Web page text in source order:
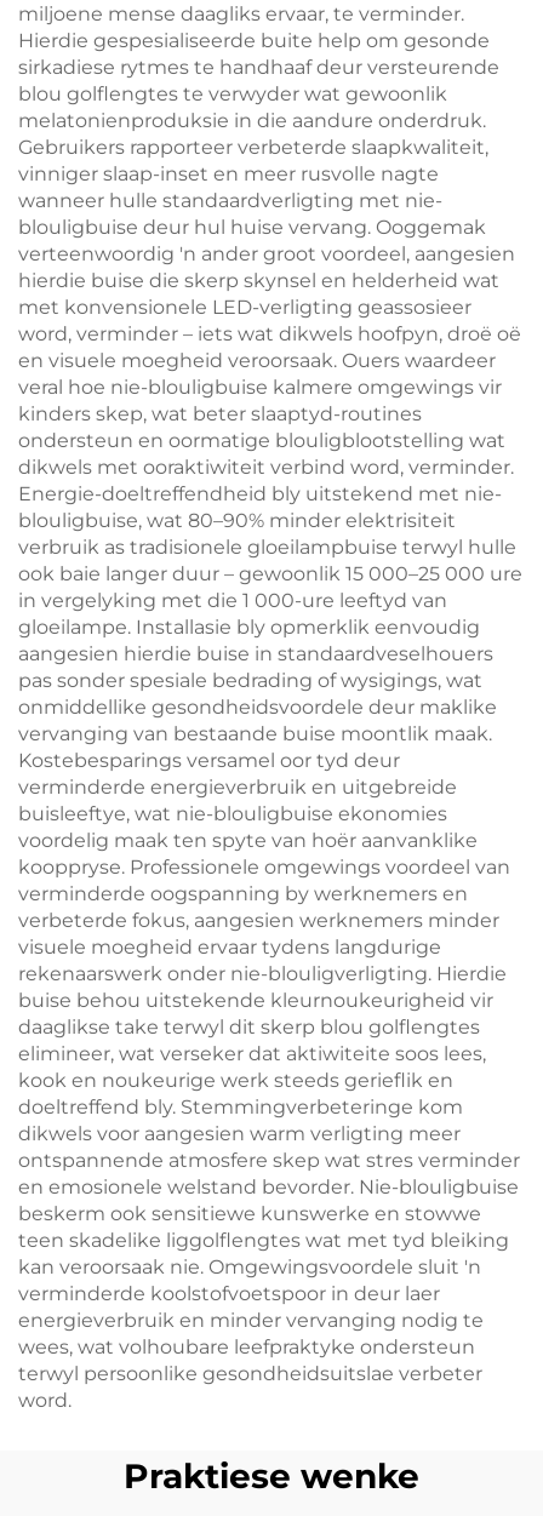
miljoene mense daagliks ervaar, te verminder.
Hierdie gespesialiseerde buite help om gesonde
sirkadiese rytmes te handhaaf deur versteurende
blou golflengtes te verwyder wat gewoonlik
melatonienproduksie in die aandure onderdruk.
Gebruikers rapporteer verbeterde slaapkwaliteit,
vinniger slaap-inset en meer rusvolle nagte
wanneer hulle standaardverligting met nie-
blouligbuise deur hul huise vervang. Ooggemak
verteenwoordig 'n ander groot voordeel, aangesien
hierdie buise die skerp skynsel en helderheid wat
met konvensionele LED-verligting geassosieer
word, verminder – iets wat dikwels hoofpyn, droë oë
en visuele moegheid veroorsaak. Ouers waardeer
veral hoe nie-blouligbuise kalmere omgewings vir
kinders skep, wat beter slaaptyd-routines
ondersteun en oormatige blouligblootstelling wat
dikwels met ooraktiwiteit verbind word, verminder.
Energie-doeltreffendheid bly uitstekend met nie-
blouligbuise, wat 80–90% minder elektrisiteit
verbruik as tradisionele gloeilampbuise terwyl hulle
ook baie langer duur – gewoonlik 15 000–25 000 ure
in vergelyking met die 1 000-ure leeftyd van
gloeilampe. Installasie bly opmerklik eenvoudig
aangesien hierdie buise in standaardveselhouers
pas sonder spesiale bedrading of wysigings, wat
onmiddellike gesondheidsvoordele deur maklike
vervanging van bestaande buise moontlik maak.
Kostebesparings versamel oor tyd deur
verminderde energieverbruik en uitgebreide
buisleeftye, wat nie-blouligbuise ekonomies
voordelig maak ten spyte van hoër aanvanklike
kooppryse. Professionele omgewings voordeel van
verminderde oogspanning by werknemers en
verbeterde fokus, aangesien werknemers minder
visuele moegheid ervaar tydens langdurige
rekenaarswerk onder nie-blouligverligting. Hierdie
buise behou uitstekende kleurnoukeurigheid vir
daaglikse take terwyl dit skerp blou golflengtes
elimineer, wat verseker dat aktiwiteite soos lees,
kook en noukeurige werk steeds gerieflik en
doeltreffend bly. Stemmingverbeteringe kom
dikwels voor aangesien warm verligting meer
ontspannende atmosfere skep wat stres verminder
en emosionele welstand bevorder. Nie-blouligbuise
beskerm ook sensitiewe kunswerke en stowwe
teen skadelike liggolflengtes wat met tyd bleiking
kan veroorsaak nie. Omgewingsvoordele sluit 'n
verminderde koolstofvoetspoor in deur laer
energieverbruik en minder vervanging nodig te
wees, wat volhoubare leefpraktyke ondersteun
terwyl persoonlike gesondheidsuitslae verbeter
word.
Praktiese wenke